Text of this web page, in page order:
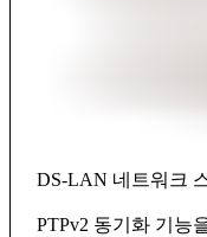
DS-LAN 네트워크
PTPv2 동기화 기능